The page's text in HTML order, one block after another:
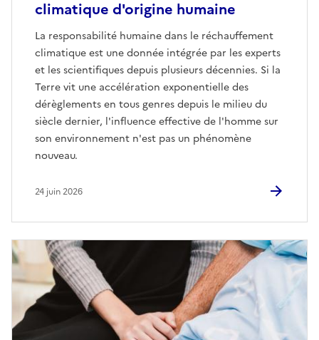
climatique d'origine humaine
La responsabilité humaine dans le réchauffement
climatique est une donnée intégrée par les experts
et les scientifiques depuis plusieurs décennies. Si la
Terre vit une accélération exponentielle des
dérèglements en tous genres depuis le milieu du
siècle dernier, l'influence effective de l'homme sur
son environnement n'est pas un phénomène
nouveau.
24 juin 2026